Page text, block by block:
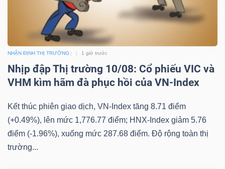
NHẬN ĐỊNH THỊ TRƯỜNG 1 giờ trước
Nhịp đập Thị trường 10/08: Cổ phiếu VIC và
VHM kìm hãm đà phục hồi của VN-Index
Kết thúc phiên giao dịch, VN-Index tăng 8.71 điểm
(+0.49%), lên mức 1,776.77 điểm; HNX-Index giảm 5.76
điểm (-1.96%), xuống mức 287.68 điểm. Độ rộng toàn thị
trường...
tư
Truyền
thông
tài
chính